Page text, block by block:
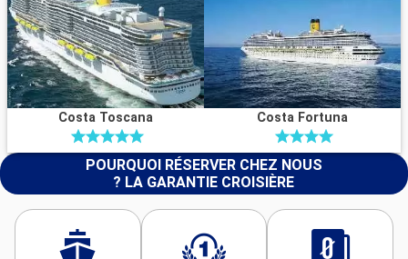
Costa Toscana Costa Fortuna
POURQUOI RÉSERVER CHEZ NOUS
? LA GARANTIE CROISIÈRE